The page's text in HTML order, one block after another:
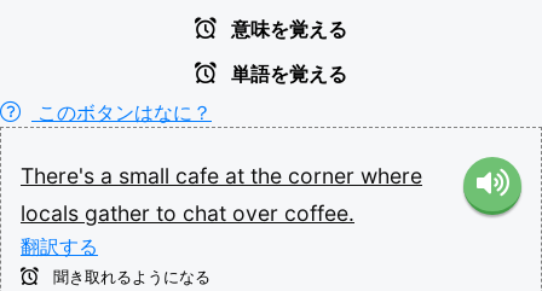
意味を覚える
単語を覚える
このボタンはなに？
There's a small cafe at the corner where
locals gather to chat over coffee.
翻訳する
聞き取れるようになる